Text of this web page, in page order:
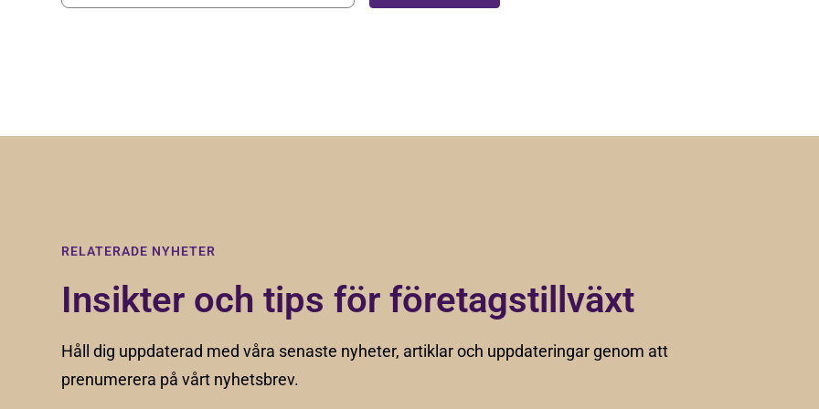
RELATERADE NYHETER
Insikter och tips för företagstillväxt
Håll dig uppdaterad med våra senaste nyheter, artiklar och uppdateringar genom att
prenumerera på vårt nyhetsbrev.